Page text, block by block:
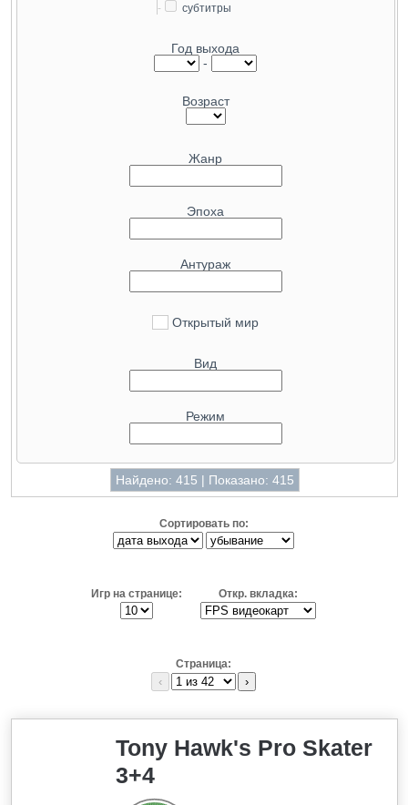
-
субтитры
Год выхода
-
Возраст
Жанр
Эпоха
Антураж
Открытый мир
Вид
Режим
Найдено: 415 | Показано: 415
Сортировать по:
Игр на странице: Откр. вкладка:
Страница:
‹ ›
Tony Hawk's Pro Skater
3+4